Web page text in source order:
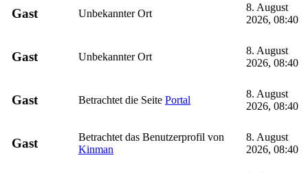
Gast Unbekannter Ort
8. August
2026, 08:40
Gast Unbekannter Ort
8. August
2026, 08:40
Gast Betrachtet die Seite Portal
8. August
2026, 08:40
Gast
Betrachtet das Benutzerprofil von
Kinman
8. August
2026, 08:40